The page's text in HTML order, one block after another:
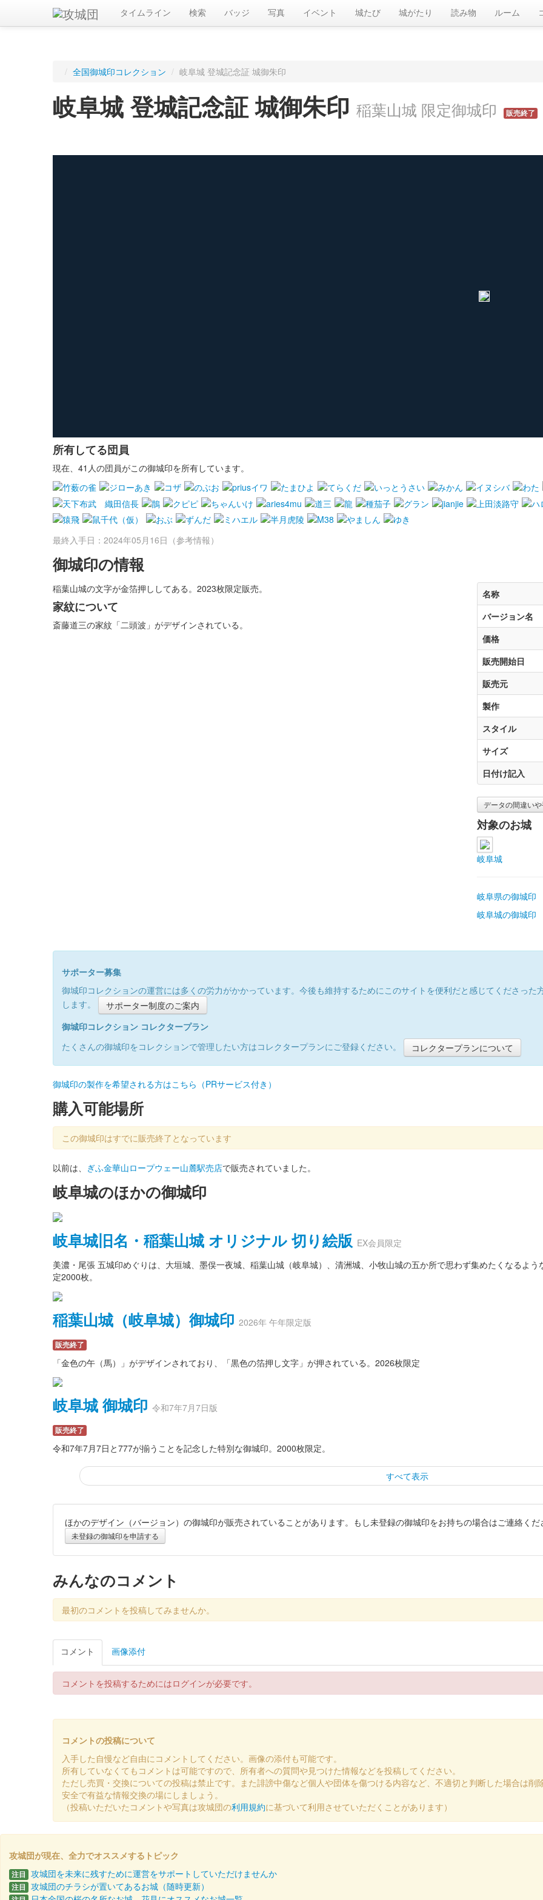
タイムライン 検索 バッジ 写真 イベント 城たび 城がたり 読み物 ルーム
/ 全国御城印コレクション / 岐阜城 登城記念証 城御朱印
岐阜城 登城記念証 城御朱印 稲葉山城 限定御城印 販売終了
所有してる団員
現在、41人の団員がこの御城印を所有しています。
最終入手日：2024年05月16日（参考情報）
御城印の情報
稲葉山城の文字が金箔押ししてある。2023枚限定販売。
家紋について
斎藤道三の家紋「二頭波」がデザインされている。
名称
バージョン名
価格
販売開始日
販売元
製作
スタイル
サイズ
日付け記入
データの間違い
対象のお城
岐阜城
岐阜県の御城印
岐阜城の御城印
サポーター募集
御城印コレクションの運営には多くの労力がかかっています。今後も維持するためにこのサイトを便利だと感じてくださっ
します。
サポーター制度のご案内
御城印コレクション コレクタープラン
たくさんの御城印をコレクションで管理したい方はコレクタープランにご登録ください。
コレクタープランについて
御城印の製作を希望される方はこちら（PRサービス付き）
購入可能場所
この御城印はすでに販売終了となっています
以前は、 ぎふ金華山ロープウェー山麓駅売店で販売されていました。
岐阜城のほかの御城印
岐阜城旧名・稲葉山城 オリジナル 切り絵版 EX会員限定
美濃・尾張 五城印めぐりは、大垣城、墨俣一夜城、稲葉山城（岐阜城）、清洲城、小牧山城の五か所で思わず集めたくなるよ
定2000枚。
稲葉山城（岐阜城）御城印 2026年 午年限定版
販売終了
「金色の午（馬）」がデザインされており、「黒色の箔押し文字」が押されている。2026枚限定
岐阜城 御城印 令和7年7月7日版
販売終了
令和7年7月7日と777が揃うことを記念した特別な御城印。2000枚限定。
すべて表示
稲葉山城（岐阜城） 御城印 2025年 巳年限定版
販売終了
「金色の巳（蝮）」がデザインされており、「黒色の箔押し文字」が押されている。2025枚限定
岐阜城 御城印 戦国LOVEWalker オリジナル御城印
戦国LOVEWalkerの特集「御城印めぐり」「戦国メタ散歩」に登場したお城のピックアップした御城印。
岐阜城 切り絵御城印 第二弾
限定2000枚
岐阜城 登城記念証 城御朱印 稲葉山城 限定御城印 2024年辰年限定版
販売終了
「金の昇龍」が描かれており「黒の箔押し文字」が押されている。2024枚限定
岐阜城 特別限定御城印
販売終了
岐阜城御城印111,111枚頒布記念。稲葉山城、岐阜城、加納城の3枚セット
ほかのデザイン（バージョン）の御城印が販売されていることがあります。もし未登録の御城印をお持ちの場合はご連絡くだ
未登録の御城印を申請する
みんなのコメント
最初のコメントを投稿してみませんか。
コメント 画像添付
コメントを投稿するためにはログインが必要です。
コメントの投稿について
入手した自慢など自由にコメントしてください。画像の添付も可能です。
所有していなくてもコメントは可能ですので、所有者への質問や見つけた情報などを投稿してください。
ただし売買・交換についての投稿は禁止です。また誹謗中傷など個人や団体を傷つける内容など、不適切と判断した場合は削
安全で有益な情報交換の場にしましょう。
（投稿いただいたコメントや写真は攻城団の利用規約に基づいて利用させていただくことがあります）
攻城団が現在、全力でオススメするトピック
注目 攻城団を未来に残すために運営をサポートしていただけませんか
注目 攻城団のチラシが置いてあるお城（随時更新）